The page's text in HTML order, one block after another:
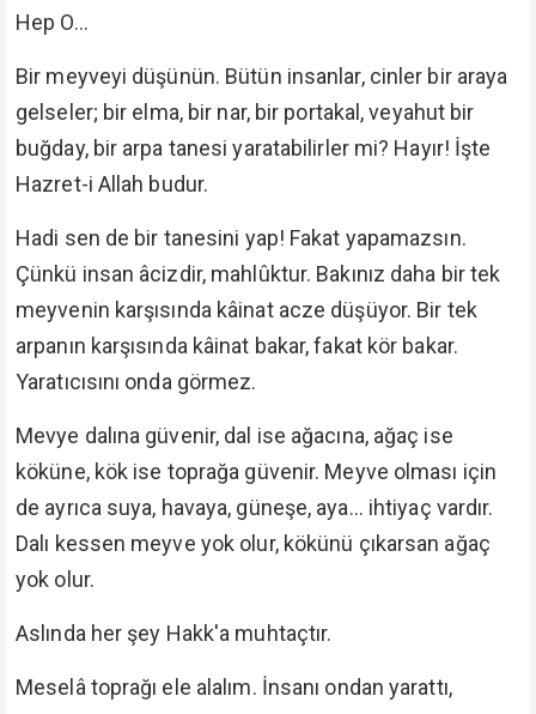
Hep O...
Bir meyveyi düşünün. Bütün insanlar, cinler bir araya
gelseler; bir elma, bir nar, bir portakal, veyahut bir
buğday, bir arpa tanesi yaratabilirler mi? Hayır! İşte
Hazret-i Allah budur.
Hadi sen de bir tanesini yap! Fakat yapamazsın.
Çünkü insan âcizdir, mahlûktur. Bakınız daha bir tek
meyvenin karşısında kâinat acze düşüyor. Bir tek
arpanın karşısında kâinat bakar, fakat kör bakar.
Yaratıcısını onda görmez.
Mevye dalına güvenir, dal ise ağacına, ağaç ise
köküne, kök ise toprağa güvenir. Meyve olması için
de ayrıca suya, havaya, güneşe, aya... ihtiyaç vardır.
Dalı kessen meyve yok olur, kökünü çıkarsan ağaç
yok olur.
Aslında her şey Hakk'a muhtaçtır.
Meselâ toprağı ele alalım. İnsanı ondan yarattı,